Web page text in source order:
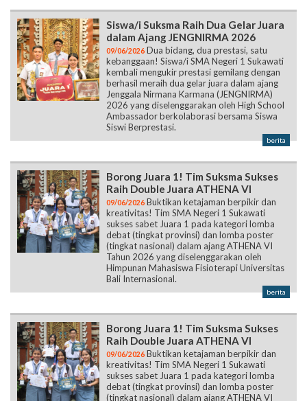
Siswa/i Suksma Raih Dua Gelar Juara
dalam Ajang JENGNIRMA 2026
09/06/2026 Dua bidang, dua prestasi, satu
kebanggaan! Siswa/i SMA Negeri 1 Sukawati
kembali mengukir prestasi gemilang dengan
berhasil meraih dua gelar juara dalam ajang
Jenggala Nirmana Karmana (JENGNIRMA)
2026 yang diselenggarakan oleh High School
Ambassador berkolaborasi bersama Siswa
Siswi Berprestasi.
berita
Borong Juara 1! Tim Suksma Sukses
Raih Double Juara ATHENA VI
09/06/2026 Buktikan ketajaman berpikir dan
kreativitas! Tim SMA Negeri 1 Sukawati
sukses sabet Juara 1 pada kategori lomba
debat (tingkat provinsi) dan lomba poster
(tingkat nasional) dalam ajang ATHENA VI
Tahun 2026 yang diselenggarakan oleh
Himpunan Mahasiswa Fisioterapi Universitas
Bali Internasional.
berita
Borong Juara 1! Tim Suksma Sukses
Raih Double Juara ATHENA VI
09/06/2026 Buktikan ketajaman berpikir dan
kreativitas! Tim SMA Negeri 1 Sukawati
sukses sabet Juara 1 pada kategori lomba
debat (tingkat provinsi) dan lomba poster
(tingkat nasional) dalam ajang ATHENA VI